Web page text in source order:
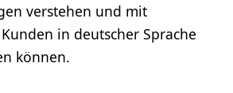
verstehen und mit
in deutscher Sprache
können.